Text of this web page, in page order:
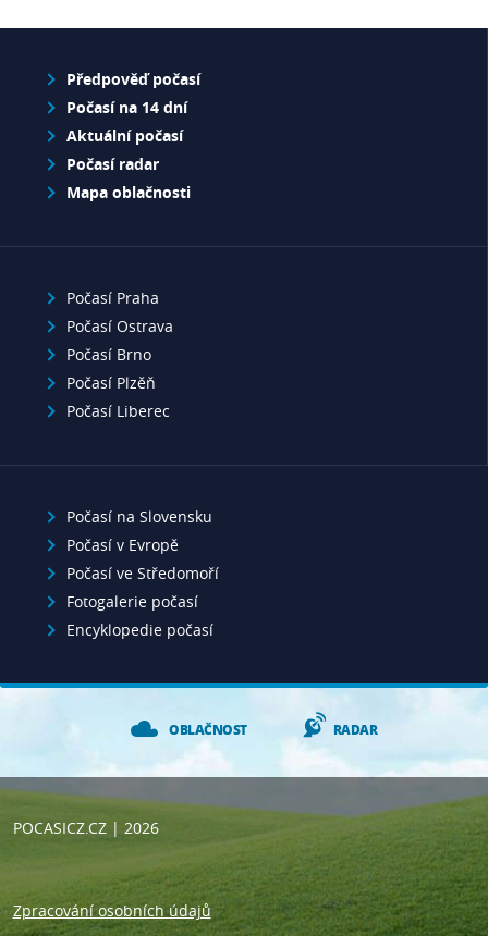
Předpověď počasí
Počasí na 14 dní
Aktuální počasí
Počasí radar
Mapa oblačnosti
Počasí Praha
Počasí Ostrava
Počasí Brno
Počasí Plzěň
Počasí Liberec
Počasí na Slovensku
Počasí v Evropě
Počasí ve Středomoří
Fotogalerie počasí
Encyklopedie počasí
OBLAČNOST RADAR
POCASICZ.CZ| 2026
Zpracování osobních údajů